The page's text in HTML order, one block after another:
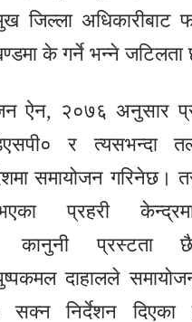
जिल्ला अधिकारीबाट
के गर्ने भन्ने जटिलता
ऐन, २०७६ अनुसार
र त्यसभन्दा
समायोजन गरिनेछ।
प्रहरी
कानुनी
दाहालले
सक्न निर्देशन